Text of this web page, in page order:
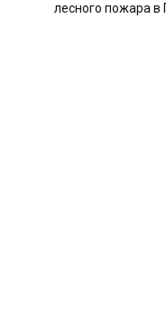
лесного пожара в